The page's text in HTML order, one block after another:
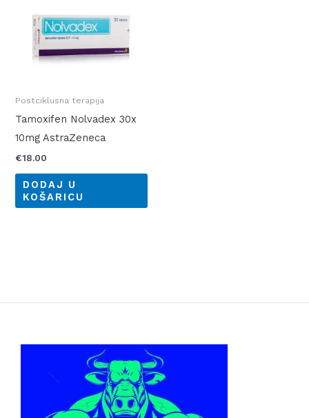
Postciklusna terapija
Tamoxifen Nolvadex 30x
10mg AstraZeneca
€18.00
DODAJ U
KOŠARICU